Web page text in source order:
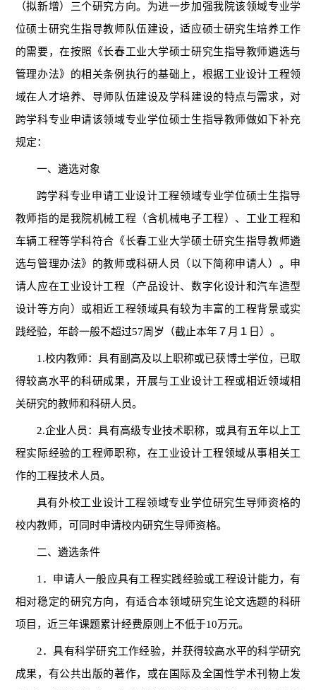
（拟新增）三个研究方向。为进一步加强我院该领域专业学
位硕士研究生指导教师队伍建设，适应硕士研究生培养工作
的需要，在按照《长春工业大学硕士研究生指导教师遴选与
管理办法》的相关条例执行的基础上，根据工业设计工程领
域在人才培养、导师队伍建设及学科建设的特点与需求，对
跨学科专业申请该领域专业学位硕士生指导教师做如下补充
规定：
一、遴选对象
跨学科专业申请工业设计工程领域专业学位硕士生指导
教师指的是我院机械工程（含机械电子工程）、工业工程和
车辆工程等学科符合《长春工业大学硕士研究生指导教师遴
选与管理办法》的教师或科研人员（以下简称申请人）。申
请人应在工业设计工程（产品设计、数字化设计和汽车造型
设计等方向）或相近工程领域具有较为丰富的工程背景或实
践经验，年龄一般不超过57周岁（截止本年７月１日）。
1.校内教师：具有副高及以上职称或已获博士学位，已取
得较高水平的科研成果，开展与工业设计工程或相近领域相
关研究的教师和科研人员。
2.企业人员：具有高级专业技术职称，或具有五年以上工
程实际经验的工程师职称，在工业设计工程领域从事相关工
作的工程技术人员。
具有外校工业设计工程领域专业学位研究生导师资格的
校内教师，可同时申请校内研究生导师资格。
二、遴选条件
1．申请人一般应具有工程实践经验或工程设计能力，有
相对稳定的研究方向，有适合本领域研究生论文选题的科研
项目，近三年课题累计经费原则上不低于10万元。
2．具有科学研究工作经验，并获得较高水平的科学研究
成果，有公共出版的著作，或在国际及全国性学术刊物上发